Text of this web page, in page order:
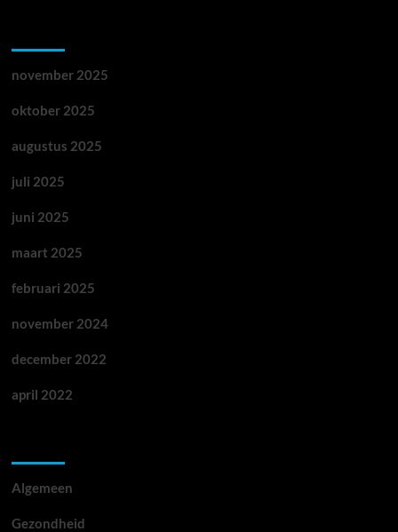
november 2025
oktober 2025
augustus 2025
juli 2025
juni 2025
maart 2025
februari 2025
november 2024
december 2022
april 2022
Algemeen
Gezondheid